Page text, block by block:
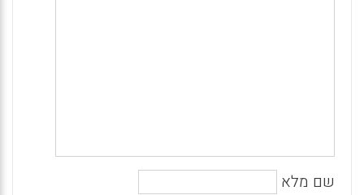
שם מלא